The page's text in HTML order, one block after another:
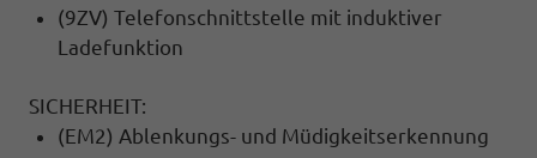
(9ZV) Telefonschnittstelle mit induktiver
Ladefunktion
SICHERHEIT:
(EM2) Ablenkungs- und Müdigkeitserkennung